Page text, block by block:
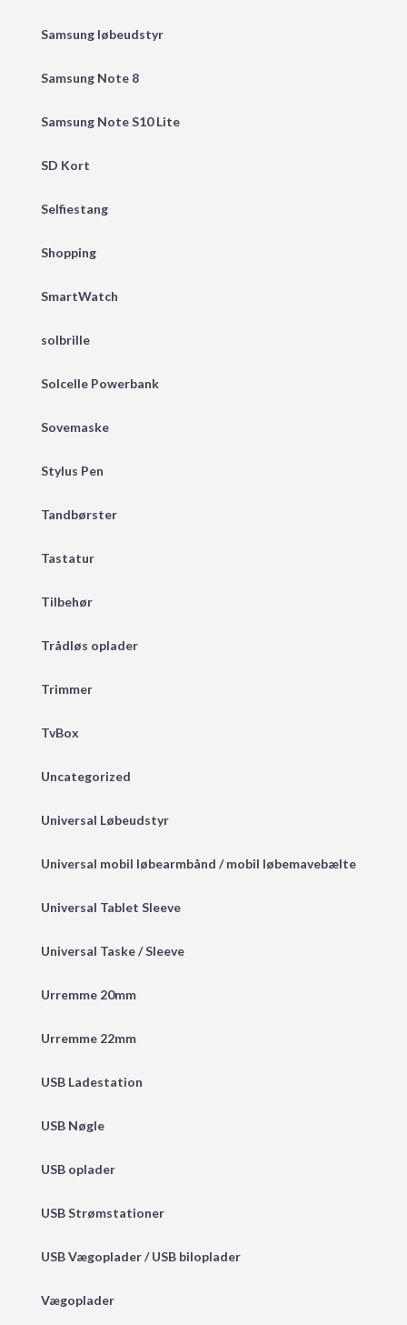
Samsung løbeudstyr
Samsung Note 8
Samsung Note S10 Lite
SD Kort
Selfiestang
Shopping
SmartWatch
solbrille
Solcelle Powerbank
Sovemaske
Stylus Pen
Tandbørster
Tastatur
Tilbehør
Trådløs oplader
Trimmer
TvBox
Uncategorized
Universal Løbeudstyr
Universal mobil løbearmbånd / mobil løbemavebælte
Universal Tablet Sleeve
Universal Taske / Sleeve
Urremme 20mm
Urremme 22mm
USB Ladestation
USB Nøgle
USB oplader
USB Strømstationer
USB Vægoplader / USB biloplader
Vægoplader